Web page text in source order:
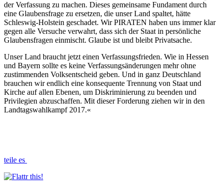
der Verfassung zu machen. Dieses gemeinsame Fundament durch
eine Glaubensfrage zu ersetzen, die unser Land spaltet, hätte
Schleswig-Holstein geschadet. Wir PIRATEN haben uns immer klar
gegen alle Versuche verwahrt, dass sich der Staat in persönliche
Glaubensfragen einmischt. Glaube ist und bleibt Privatsache.
Unser Land braucht jetzt einen Verfassungsfrieden. Wie in Hessen
und Bayern sollte es keine Verfassungsänderungen mehr ohne
zustimmenden Volksentscheid geben. Und in ganz Deutschland
brauchen wir endlich eine konsequente Trennung von Staat und
Kirche auf allen Ebenen, um Diskriminierung zu beenden und
Privilegien abzuschaffen. Mit dieser Forderung ziehen wir in den
Landtagswahlkampf 2017.«
teile es